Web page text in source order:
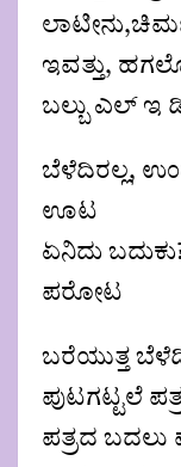
ಇವತ್ತು,
ಬಲ್ಬು ಎಲ್ ಇ
ಬೆಳೆದಿರಲ್ಲ,
ಊಟ
ಏನಿದು
ಪರೋಟ
ಬರೆಯುತ್ತ
ಪುಟಗಟ್ಟಲೆ
ಪತ್ರದ ಬದಲು